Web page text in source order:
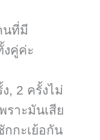
นที่มี
งคู่ค่ะ
, 2 ครั้งไม่
าะมันเสีย
กกะเย้อกัน